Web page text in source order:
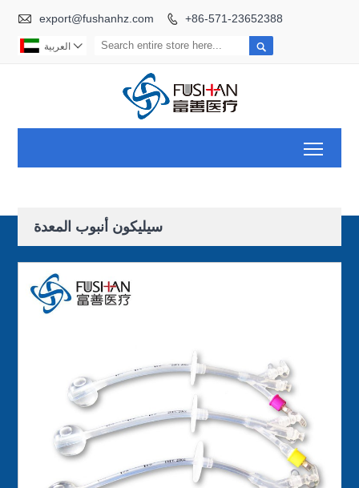
 export@fushanhz.com  +86-571-23652388
 العربية 
سيليكون أنبوب المعدة